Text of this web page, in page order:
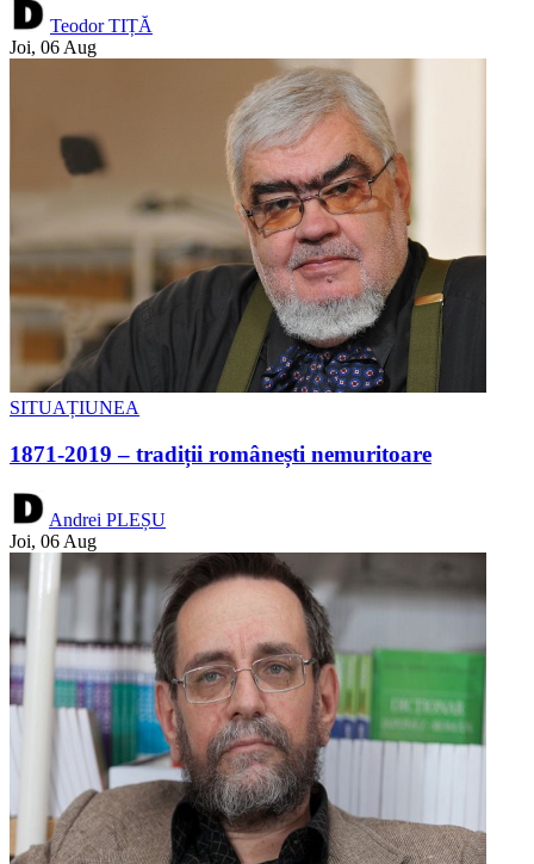
Teodor TIȚĂ
Joi, 06 Aug
SITUAȚIUNEA
1871-2019 – tradiții românești nemuritoare
Andrei PLEȘU
Joi, 06 Aug